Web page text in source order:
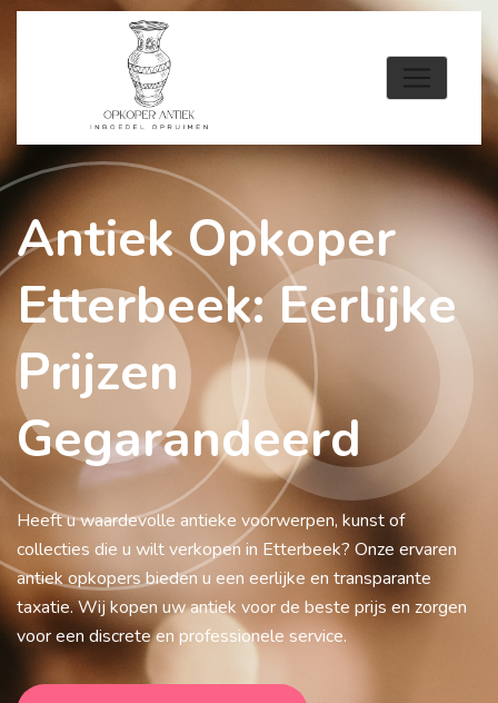
Antiek Opkoper
Etterbeek: Eerlijke
Prijzen
Gegarandeerd
Heeft u waardevolle antieke voorwerpen, kunst of
collecties die u wilt verkopen in Etterbeek? Onze ervaren
antiek opkopers bieden u een eerlijke en transparante
taxatie. Wij kopen uw antiek voor de beste prijs en zorgen
voor een discrete en professionele service.